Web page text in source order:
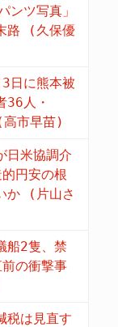
ツ写真」
路 (久保優
日に熊本被
人・
市早苗)
日米協調介
円安の根
か (片山さ
船2隻、禁
の衝撃事
税は見直す